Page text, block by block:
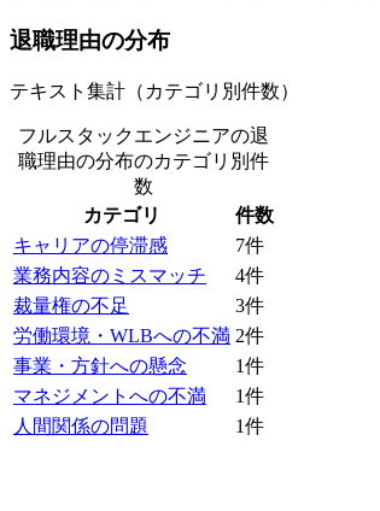
退職理由の分布
テキスト集計（カテゴリ別件数）
フルスタックエンジニアの退
職理由の分布のカテゴリ別件
数
カテゴリ
件数
キャリアの停滞感
7件
業務内容のミスマッチ
4件
裁量権の不足
3件
労働環境・WLBへの不満 2件
事業・方針への懸念
1件
マネジメントへの不満
1件
人間関係の問題
1件